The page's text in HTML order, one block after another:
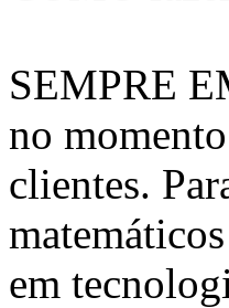
SEMPRE
no
clientes.
em